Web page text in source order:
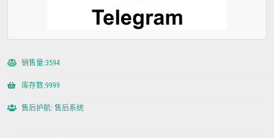
销售量:3594
库存数:9999
售后护航: 售后系统